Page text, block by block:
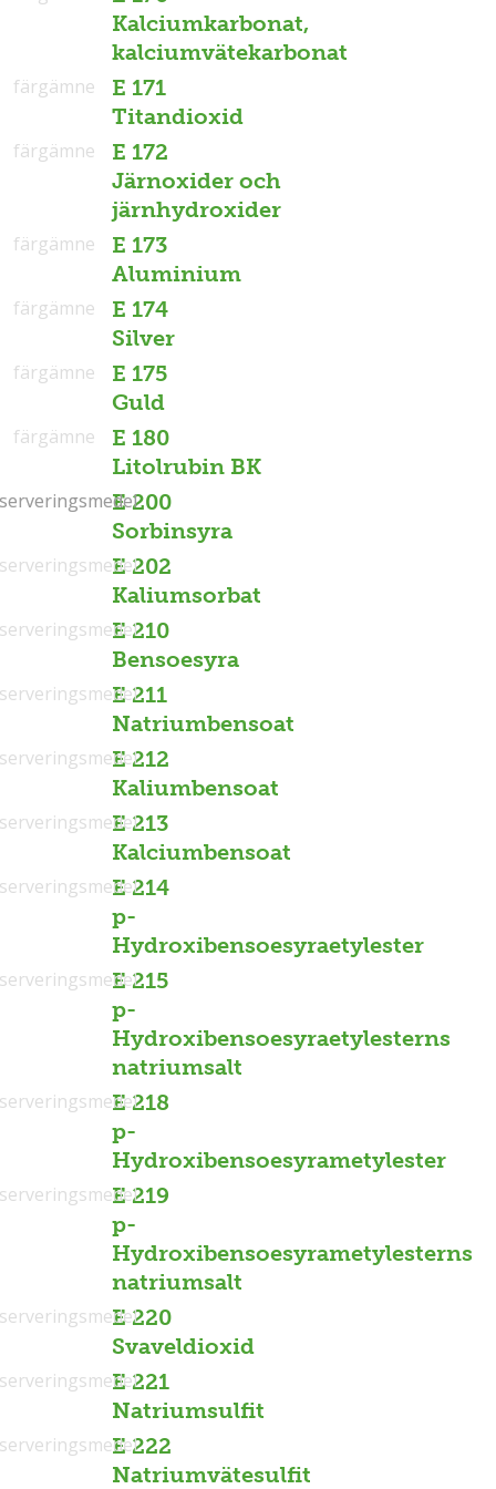
Kalciumkarbonat,
kalciumvätekarbonat
E 171
Titandioxid
färgämne
E 172
Järnoxider och
järnhydroxider
färgämne
E 173
Aluminium
färgämne
E 174
Silver
färgämne
E 175
Guld
färgämne
E 180
Litolrubin BK
färgämne
E 200
Sorbinsyra
E 202
Kaliumsorbat
E 210
Bensoesyra
E 211
Natriumbensoat
E 212
Kaliumbensoat
E 213
Kalciumbensoat
E 214
p-
Hydroxibensoesyraetylester
E 215
p-
Hydroxibensoesyraetylesterns
natriumsalt
E 218
p-
Hydroxibensoesyrametylester
E 219
p-
Hydroxibensoesyrametylesterns
natriumsalt
E 220
Svaveldioxid
E 221
Natriumsulfit
E 222
Natriumvätesulfit